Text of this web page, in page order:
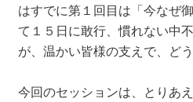
はすでに第１回目は「今なぜ
て１５日に敢行、慣れない中
が、温かい皆様の支えで、ど
今回のセッションは、とりあ